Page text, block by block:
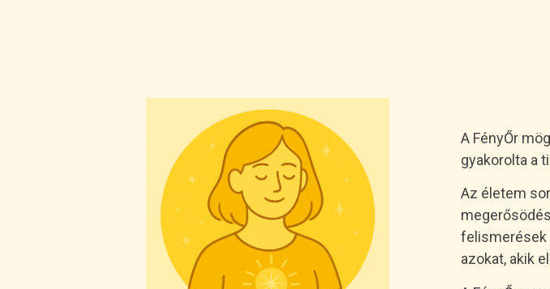
A FényŐr
gyakorolta a
Az életem
felismerések
azokat, akik